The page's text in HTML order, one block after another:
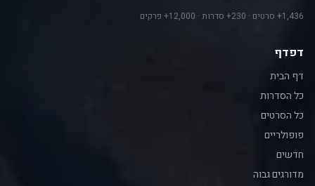
1,436+ סרטים · 230+ סדרות · 12,000+ פרקים
דפדף
דף הבית
כל הסדרות
כל הסרטים
פופולריים
חדשים
מדורגים גבוה